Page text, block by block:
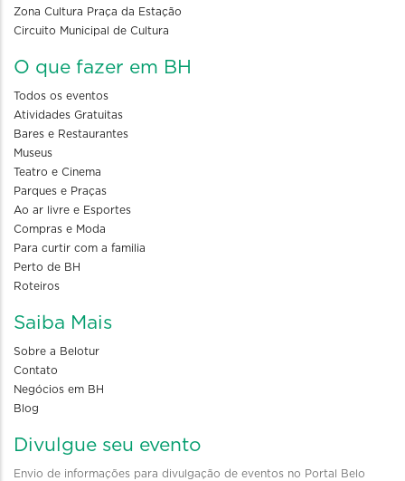
Zona Cultura Praça da Estação
Circuito Municipal de Cultura
O que fazer em BH
Todos os eventos
Atividades Gratuitas
Bares e Restaurantes
Museus
Teatro e Cinema
Parques e Praças
Ao ar livre e Esportes
Compras e Moda
Para curtir com a familia
Perto de BH
Roteiros
Saiba Mais
Sobre a Belotur
Contato
Negócios em BH
Blog
Divulgue seu evento
Envio de informações para divulgação de eventos no Portal Belo